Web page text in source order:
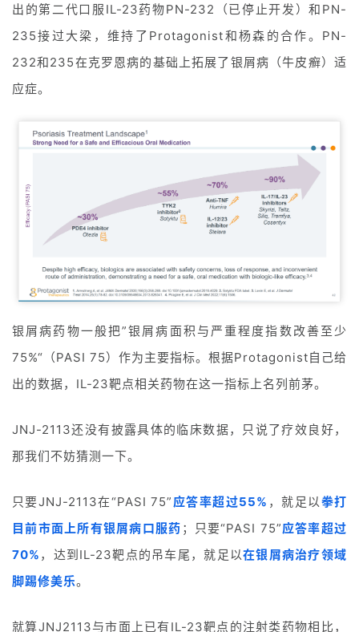
药
资
专
区
活
动
B
投
融
资
出的第二代口服IL-23药物PN-232（已停止开发）和PN-
235接过大梁，维持了Protagonist和杨森的合作。PN-
232和235在克罗恩病的基础上拓展了银屑病（牛皮癣）适
应症。
银屑病药物一般把”银屑病面积与严重程度指数改善至少
75%“（PASI 75）作为主要指标。根据Protagonist自己给
出的数据，IL-23靶点相关药物在这一指标上名列前茅。
JNJ-2113还没有披露具体的临床数据，只说了疗效良好，
那我们不妨猜测一下。
只要JNJ-2113在“PASI 75”应答率超过55% ，就足以拳打
目前市面上所有银屑病口服药 ；只要“PASI 75”应答率超过
70% ，达到IL-23靶点的吊车尾，就足以在银屑病治疗领域
脚踢修美乐。
就算JNJ2113与市面上已有IL-23靶点的注射类药物相比，